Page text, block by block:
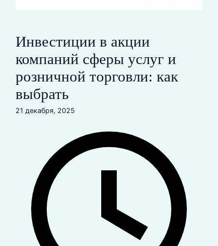
Инвестиции в акции
компаний сферы услуг и
розничной торговли: как
выбрать
21 декабря, 2025